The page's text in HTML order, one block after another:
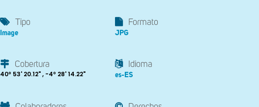
Tipo
Image
Formato
JPG
Cobertura
40º 53' 20.12" , -4º 28' 14.22"
Idioma
es-ES